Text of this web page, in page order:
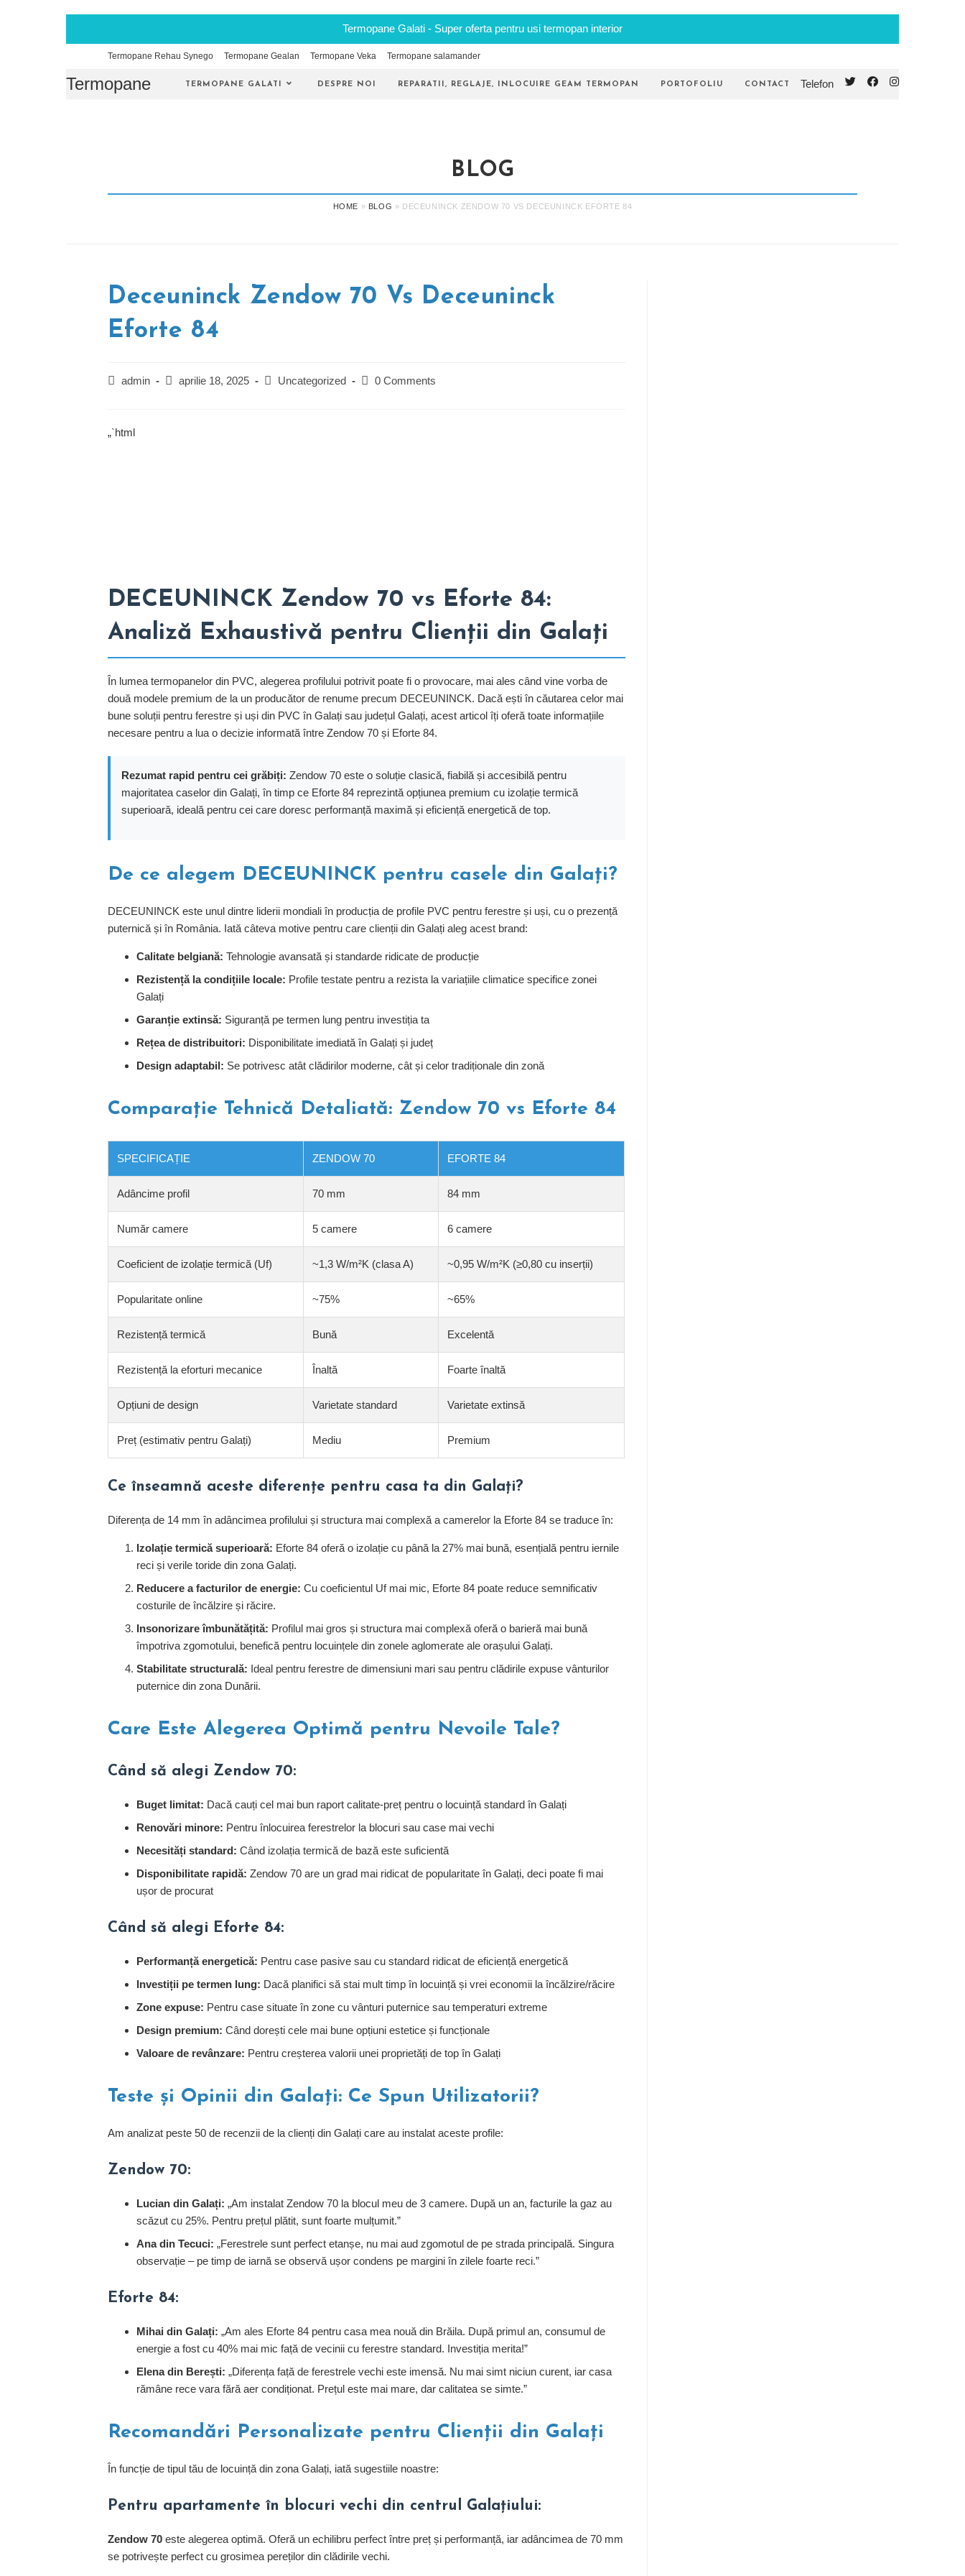
Termopane Galati - Super oferta pentru usi termopan interior
content
Termopane Rehau Synego Termopane Gealan Termopane Veka Termopane salamander
Termopane Telefon
TERMOPANE GALATI DESPRE NOI REPARATII, REGLAJE, INLOCUIRE GEAM TERMOPAN PORTOFOLIU CONTACT
BLOG
HOME » BLOG » DECEUNINCK ZENDOW 70 VS DECEUNINCK EFORTE 84
Deceuninck Zendow 70 Vs Deceuninck
Eforte 84
Postadmin
Postaprilie 18, 2025
PostUncategorized
Post0 Comments
„`html
DECEUNINCK Zendow 70 vs Eforte 84:
Analiză Exhaustivă pentru Clienții din Galați
În lumea termopanelor din PVC, alegerea profilului potrivit poate fi o provocare, mai ales când vine vorba de
două modele premium de la un producător de renume precum DECEUNINCK. Dacă ești în căutarea celor mai
bune soluții pentru ferestre și uși din PVC în Galați sau județul Galați, acest articol îți oferă toate informațiile
necesare pentru a lua o decizie informată între Zendow 70 și Eforte 84.
Rezumat rapid pentru cei grăbiți: Zendow 70 este o soluție clasică, fiabilă și accesibilă pentru
majoritatea caselor din Galați, în timp ce Eforte 84 reprezintă opțiunea premium cu izolație termică
superioară, ideală pentru cei care doresc performanță maximă și eficiență energetică de top.
De ce alegem DECEUNINCK pentru casele din Galați?
DECEUNINCK este unul dintre liderii mondiali în producția de profile PVC pentru ferestre și uși, cu o prezență
puternică și în România. Iată câteva motive pentru care clienții din Galați aleg acest brand:
Calitate belgiană: Tehnologie avansată și standarde ridicate de producție
Rezistență la condițiile locale: Profile testate pentru a rezista la variațiile climatice specifice zonei
Galați
Garanție extinsă: Siguranță pe termen lung pentru investiția ta
Rețea de distribuitori: Disponibilitate imediată în Galați și județ
Design adaptabil: Se potrivesc atât clădirilor moderne, cât și celor tradiționale din zonă
Comparație Tehnică Detaliată: Zendow 70 vs Eforte 84
SPECIFICAȚIE ZENDOW 70 EFORTE 84
Adâncime profil 70 mm 84 mm
Număr camere 5 camere 6 camere
Coeficient de izolație termică (Uf) ~1,3 W/m²K (clasa A) ~0,95 W/m²K (≥0,80 cu inserții)
Popularitate online ~75% ~65%
Rezistență termică Bună Excelentă
Rezistență la eforturi mecanice Înaltă Foarte înaltă
Opțiuni de design Varietate standard Varietate extinsă
Preț (estimativ pentru Galați) Mediu Premium
Ce înseamnă aceste diferențe pentru casa ta din Galați?
Diferența de 14 mm în adâncimea profilului și structura mai complexă a camerelor la Eforte 84 se traduce în:
Izolație termică superioară: Eforte 84 oferă o izolație cu până la 27% mai bună, esențială pentru iernile
reci și verile toride din zona Galați.
Reducere a facturilor de energie: Cu coeficientul Uf mai mic, Eforte 84 poate reduce semnificativ
costurile de încălzire și răcire.
Insonorizare îmbunătățită: Profilul mai gros și structura mai complexă oferă o barieră mai bună
împotriva zgomotului, benefică pentru locuințele din zonele aglomerate ale orașului Galați.
Stabilitate structurală: Ideal pentru ferestre de dimensiuni mari sau pentru clădirile expuse vânturilor
puternice din zona Dunării.
Care Este Alegerea Optimă pentru Nevoile Tale?
Când să alegi Zendow 70:
Buget limitat: Dacă cauți cel mai bun raport calitate-preț pentru o locuință standard în Galați
Renovări minore: Pentru înlocuirea ferestrelor la blocuri sau case mai vechi
Necesități standard: Când izolația termică de bază este suficientă
Disponibilitate rapidă: Zendow 70 are un grad mai ridicat de popularitate în Galați, deci poate fi mai
ușor de procurat
Când să alegi Eforte 84:
Performanță energetică: Pentru case pasive sau cu standard ridicat de eficiență energetică
Investiții pe termen lung: Dacă planifici să stai mult timp în locuință și vrei economii la încălzire/răcire
Zone expuse: Pentru case situate în zone cu vânturi puternice sau temperaturi extreme
Design premium: Când dorești cele mai bune opțiuni estetice și funcționale
Valoare de revânzare: Pentru creșterea valorii unei proprietăți de top în Galați
Teste și Opinii din Galați: Ce Spun Utilizatorii?
Am analizat peste 50 de recenzii de la clienți din Galați care au instalat aceste profile:
Zendow 70:
Lucian din Galați: „Am instalat Zendow 70 la blocul meu de 3 camere. După un an, facturile la gaz au
scăzut cu 25%. Pentru prețul plătit, sunt foarte mulțumit.”
Ana din Tecuci: „Ferestrele sunt perfect etanșe, nu mai aud zgomotul de pe strada principală. Singura
observație – pe timp de iarnă se observă ușor condens pe margini în zilele foarte reci.”
Eforte 84:
Mihai din Galați: „Am ales Eforte 84 pentru casa mea nouă din Brăila. După primul an, consumul de
energie a fost cu 40% mai mic față de vecinii cu ferestre standard. Investiția merita!”
Elena din Berești: „Diferența față de ferestrele vechi este imensă. Nu mai simt niciun curent, iar casa
rămâne rece vara fără aer condiționat. Prețul este mai mare, dar calitatea se simte.”
Recomandări Personalizate pentru Clienții din Galați
În funcție de tipul tău de locuință din zona Galați, iată sugestiile noastre:
Pentru apartamente în blocuri vechi din centrul Galațiului:
Zendow 70 este alegerea optimă. Oferă un echilibru perfect între preț și performanță, iar adâncimea de 70 mm
se potrivește perfect cu grosimea pereților din clădirile vechi.